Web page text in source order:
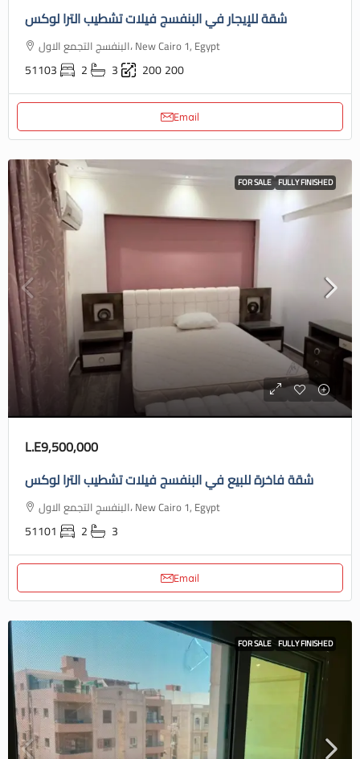
شقة للإيجار في البنفسج فيلات تشطيب الترا لوكس
البنفسج التجمع الاول، New Cairo 1, Egypt
51103 2 3 200200
Email
FOR SALE FULLY FINISHED
L.E9,500,000
شقة فاخرة للبيع في البنفسج فيلات تشطيب الترا لوكس
البنفسج التجمع الاول، New Cairo 1, Egypt
51101 2 3
Email
FOR SALE FULLY FINISHED